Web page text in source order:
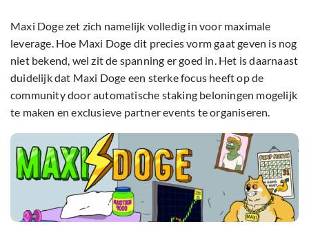
Maxi Doge zet zich namelijk volledig in voor maximale
leverage. Hoe Maxi Doge dit precies vorm gaat geven is nog
niet bekend, wel zit de spanning er goed in. Het is daarnaast
duidelijk dat Maxi Doge een sterke focus heeft op de
community door automatische staking beloningen mogelijk
te maken en exclusieve partner events te organiseren.